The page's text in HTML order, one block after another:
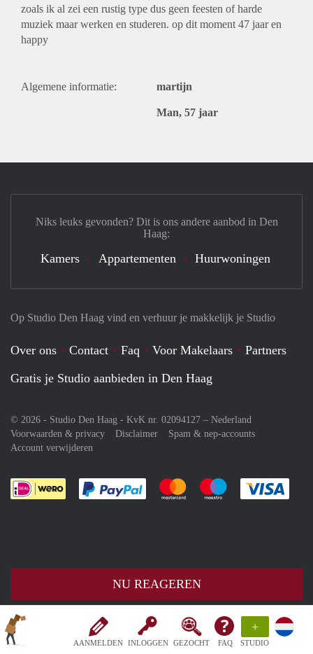
AANMELDEN INLOGGEN GEZOCHT FAQ
+
STUDIO
zoals ik al zei een rustig type dus geen feesten of harde
muziek maar werken en studeren. op dit moment 47 jaar en
happy
Algemene informatie: martijn
Man, 57 jaar
NU REAGEREN
Op Studio Den Haag vind en verhuur je makkelijk je Studio
Over ons Contact Faq Voor Makelaars
Partners
Gratis je Studio aanbieden in Den Haag
© 2026 - Studio Den Haag - KvK nr. 02094127 – Nederland
Voorwaarden & privacy
Disclaimer
Spam & nep-accounts
Account verwijderen
Je rekent gemakkelijk af met Paypal
Je rekent gemakkelijk af met
Je rekent
Niks leuks gevonden? Dit is ons andere aanbod in Den
Haag:
Kamers Appartementen Huurwoningen